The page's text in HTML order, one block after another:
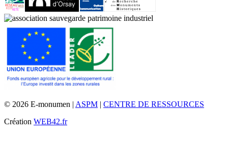
© 2026 E-monumen | ASPM | CENTRE DE RESSOURCES
Création WEB42.fr